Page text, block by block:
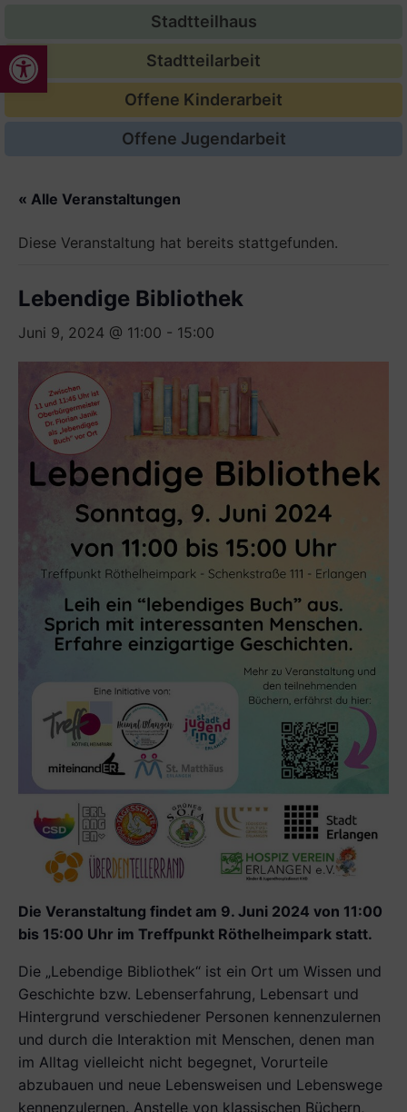
Werkzeugleiste öffnen
Stadtteilhaus
Stadtteilarbeit
Offene Kinderarbeit
Offene Jugendarbeit
« Alle Veranstaltungen
Diese Veranstaltung hat bereits stattgefunden.
Lebendige Bibliothek
Juni 9, 2024 @ 11:00 - 15:00
Die Veranstaltung findet am 9. Juni 2024 von 11:00
bis 15:00 Uhr im Treffpunkt Röthelheimpark statt.
Die „Lebendige Bibliothek“ ist ein Ort um Wissen und
Geschichte bzw. Lebenserfahrung, Lebensart und
Hintergrund verschiedener Personen kennenzulernen
und durch die Interaktion mit Menschen, denen man
im Alltag vielleicht nicht begegnet, Vorurteile
abzubauen und neue Lebensweisen und Lebenswege
kennenzulernen. Anstelle von klassischen Büchern,